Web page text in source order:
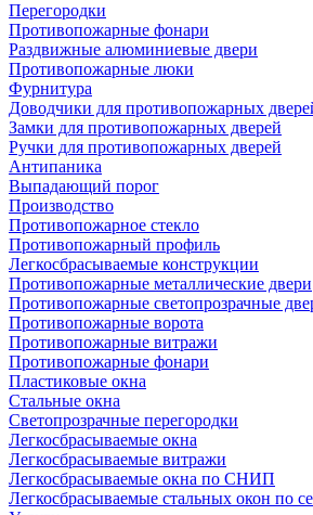
Перегородки
Противопожарные фонари
Раздвижные алюминиевые двери
Противопожарные люки
Фурнитура
Доводчики для противопожарных
Замки для противопожарных дверей
Ручки для противопожарных дверей
Антипаника
Выпадающий порог
Производство
Противопожарное стекло
Противопожарный профиль
Легкосбрасываемые конструкции
Противопожарные металлические двери
Противопожарные светопрозрачные
Противопожарные ворота
Противопожарные витражи
Противопожарные фонари
Пластиковые окна
Стальные окна
Светопрозрачные перегородки
Легкосбрасываемые окна
Легкосбрасываемые витражи
Легкосбрасываемые окна по СНИП
Легкосбрасываемые стальных окон по